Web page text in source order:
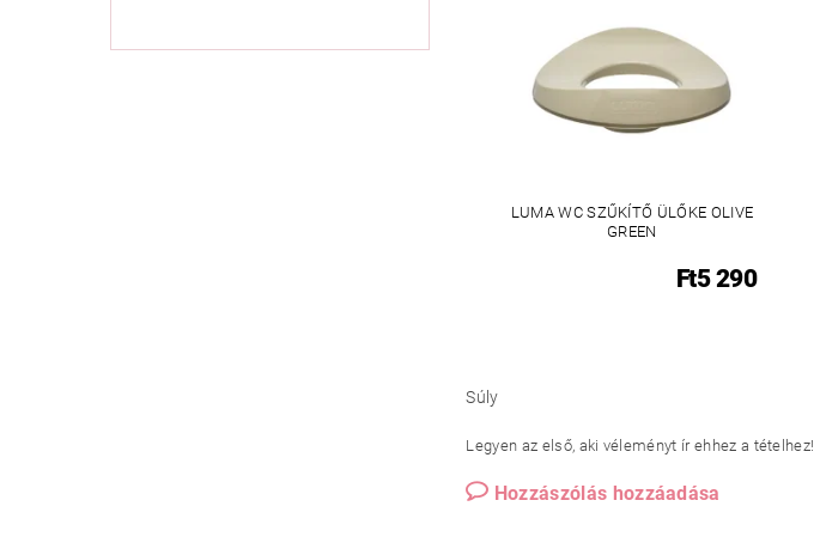
LUMA WC SZŰKÍTŐ ÜLŐKE OLIVE
GREEN
Ft5 290
Súly
Legyen az első, aki véleményt ír ehhez a tételhez!
Hozzászólás hozzáadása